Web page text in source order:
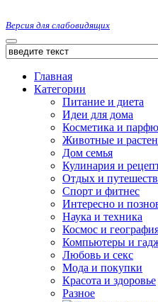
Версия для слабовидящих
Главная
Категории
Питание и диета
Идеи для дома
Косметика и
Животные и
Дом семья
Кулинария и
Отдых и
Спорт и фитнес
Интересно и
Наука и техника
Космос и
Компьютеры и
Любовь и секс
Мода и покупки
Красота и здоровье
Разное